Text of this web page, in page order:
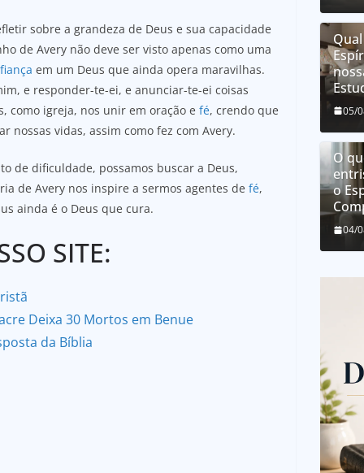
sobre a grandeza de Deus e sua capacidade
de Avery não deve ser visto apenas como uma
em um Deus que ainda opera maravilhas.
e responder-te-ei, e anunciar-te-ei coisas
como igreja, nos unir em oração e fé, crendo que
nossas vidas, assim como fez com Avery.
de dificuldade, possamos buscar a Deus,
de Avery nos inspire a sermos agentes de fé,
ainda é o Deus que cura.
SITE:
Deixa 30 Mortos em Benue
da Bíblia
05/
O
o
04/